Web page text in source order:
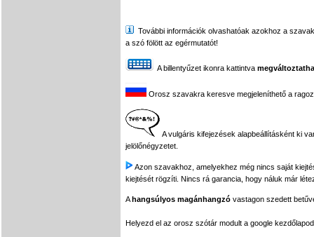
További információk olvashatóak azokhoz a
a szó fölött az egérmutatót!
A billentyűzet ikonra kattintva
Orosz szavakra keresve megjeleníthető a
A vulgáris kifejezések alapbeállításként ki
jelölőnégyzetet.
Azon szavakhoz, amelyekhez még nincs saját
kiejtését rögzíti. Nincs rá garancia, hogy náluk már
Ahangsúlyos magánhangzó vastagon szedett
Helyezd el az orosz szótár modult a google